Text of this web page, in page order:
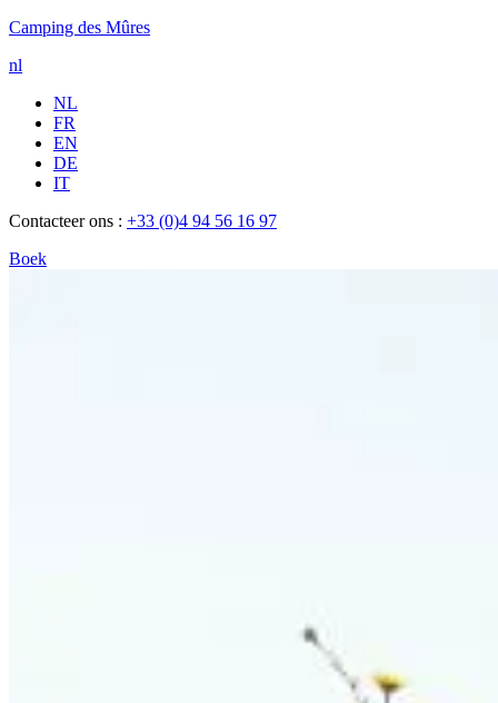
Camping des Mûres
nl
NL
FR
EN
DE
IT
Contacteer ons : +33 (0)4 94 56 16 97
Boek